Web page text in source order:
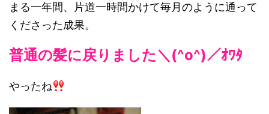
まる一年間、片道一時間かけて毎月のように通って
くださった成果。
普通の髪に戻りました＼(^o^)／ｵﾜﾀ
やったね